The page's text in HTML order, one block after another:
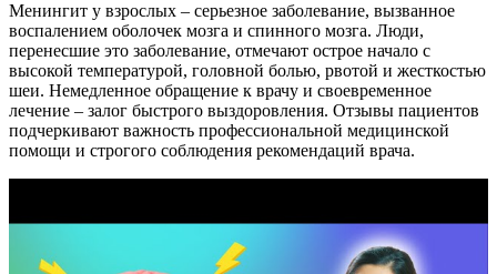
Менингит у взрослых – серьезное заболевание, вызванное
воспалением оболочек мозга и спинного мозга. Люди,
перенесшие это заболевание, отмечают острое начало с
высокой температурой, головной болью, рвотой и жесткостью
шеи. Немедленное обращение к врачу и своевременное
лечение – залог быстрого выздоровления. Отзывы пациентов
подчеркивают важность профессиональной медицинской
помощи и строгого соблюдения рекомендаций врача.